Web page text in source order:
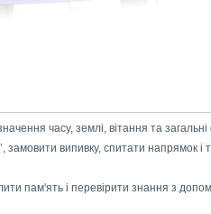
часу, землі, вітання та
замовити випивку, спитати напрямок і
пам'ять і перевірити знання з